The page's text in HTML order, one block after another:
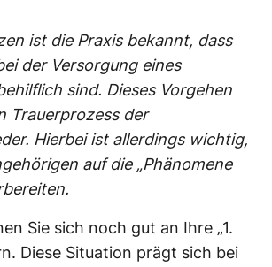
ist die Praxis bekannt, dass
der Versorgung eines
sind. Dieses Vorgehen
Trauerprozess der
Hierbei ist allerdings wichtig,
auf die „Phänomene
Sie sich noch gut an Ihre „1.
Diese Situation prägt sich bei